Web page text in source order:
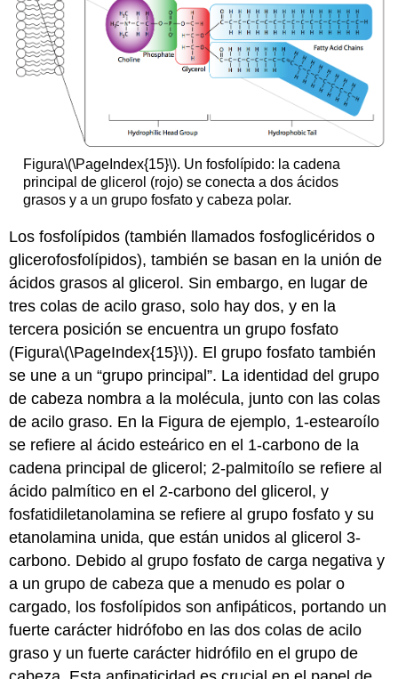
Figura\(\PageIndex{15}\). Un fosfolípido: la cadena
principal de glicerol (rojo) se conecta a dos ácidos
grasos y a un grupo fosfato y cabeza polar.
Los fosfolípidos (también llamados fosfoglicéridos o
glicerofosfolípidos), también se basan en la unión de
ácidos grasos al glicerol. Sin embargo, en lugar de
tres colas de acilo graso, solo hay dos, y en la
tercera posición se encuentra un grupo fosfato
(Figura\(\PageIndex{15}\)). El grupo fosfato también
se une a un “grupo principal”. La identidad del grupo
de cabeza nombra a la molécula, junto con las colas
de acilo graso. En la Figura de ejemplo, 1-estearoílo
se refiere al ácido esteárico en el 1-carbono de la
cadena principal de glicerol; 2-palmitoílo se refiere al
ácido palmítico en el 2-carbono del glicerol, y
fosfatidiletanolamina se refiere al grupo fosfato y su
etanolamina unida, que están unidos al glicerol 3-
carbono. Debido al grupo fosfato de carga negativa y
a un grupo de cabeza que a menudo es polar o
cargado, los fosfolípidos son anfipáticos, portando un
fuerte carácter hidrófobo en las dos colas de acilo
graso y un fuerte carácter hidrófilo en el grupo de